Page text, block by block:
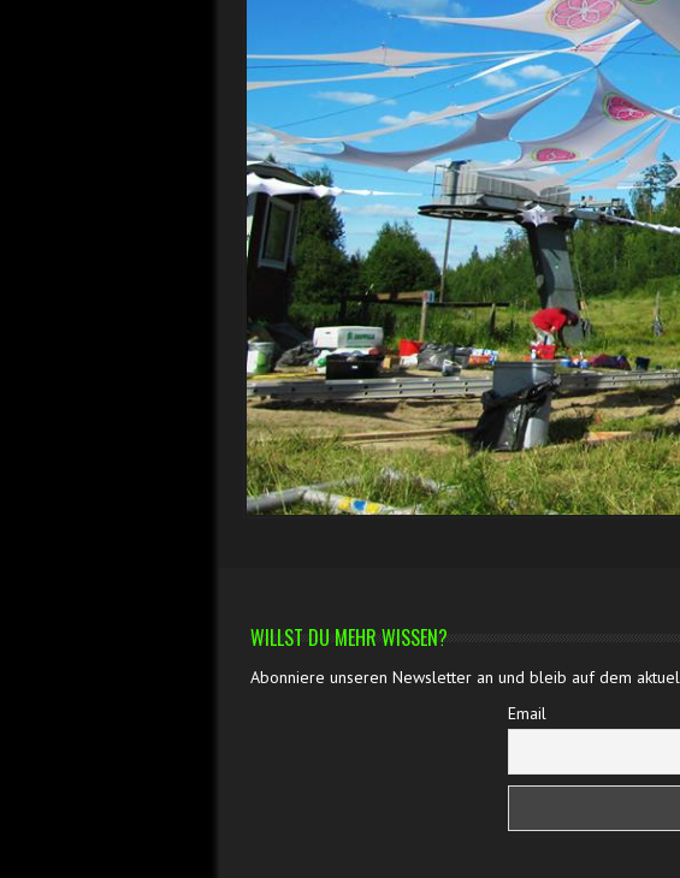
WILLST DU MEHR WISSEN?
Abonniere unseren Newsletter an und bleib auf dem
Email